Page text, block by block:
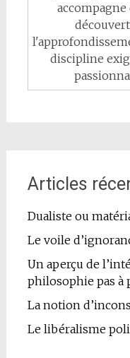
accompagne
discipline
Articles
Dualiste ou
Le voile
Un aperçu de
philosophie pas à
La notion
Le libéralisme